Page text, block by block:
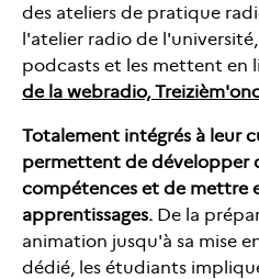
des ateliers de pratique
l'atelier radio de
podcasts et les mettent en
de la webradio,
Totalement intégrés à leur
permettent de développer
compétences et de mettre
apprentissages. De la
animation jusqu'à sa mise
dédié, les étudiants